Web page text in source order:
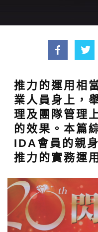
推力的運用相
業人員身上，
理及團隊管理
的效果。本篇
IDA會員的親
推力的實務運